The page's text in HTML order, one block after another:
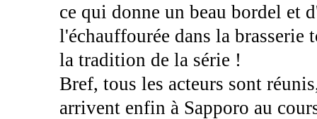
ce qui donne un beau bordel et
l'échauffourée dans la
la tradition de la série !
Bref, tous les acteurs sont
arrivent enfin à Sapporo au